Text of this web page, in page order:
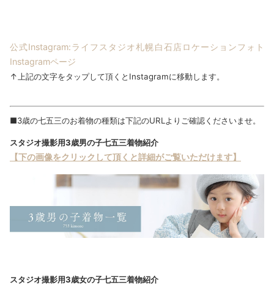
公式Instagram:ライフスタジオ札幌白石店ロケーションフォト
Instagramページ
↑上記の文字をタップして頂くとInstagramに移動します。
■3歳の七五三のお着物の種類は下記のURLよりご確認くださいませ。
スタジオ撮影用3歳男の子七五三着物紹介
【下の画像をクリックして頂くと詳細がご覧いただけます】
スタジオ撮影用3歳女の子七五三着物紹介